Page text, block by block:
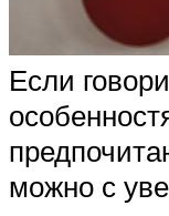
Если
можно с